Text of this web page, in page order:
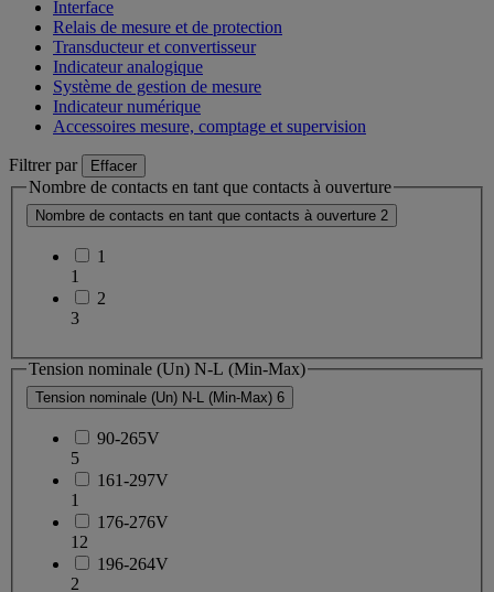
Interface
Relais de mesure et de protection
Transducteur et convertisseur
Indicateur analogique
Système de gestion de mesure
Indicateur numérique
Accessoires mesure, comptage et supervision
Filtrer par Effacer
Nombre de contacts en tant que contacts à ouverture
Nombre de contacts en tant que contacts à ouverture 2
1
1
2
3
Tension nominale (Un) N-L (Min-Max)
Tension nominale (Un) N-L (Min-Max) 6
90-265V
5
161-297V
1
176-276V
12
196-264V
2